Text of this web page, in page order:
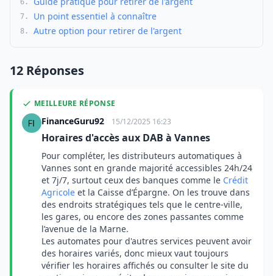
6.
7. Un point essentiel à connaître
8. Autre option pour retirer de l'argent
12 Réponses
MEILLEURE RÉPONSE
FinanceGuru92 15/12/2025 16:23
Horaires d'accès aux DAB à Vannes
Pour compléter, les distributeurs automatiques à
Vannes sont en grande majorité accessibles 24h/24
et 7j/7, surtout ceux des banques comme le Crédit
Agricole et la Caisse d’Épargne. On les trouve dans
des endroits stratégiques tels que le centre-ville,
les gares, ou encore des zones passantes comme
l’avenue de la Marne.
Les automates pour d'autres services peuvent avoir
des horaires variés, donc mieux vaut toujours
vérifier les horaires affichés ou consulter le site du